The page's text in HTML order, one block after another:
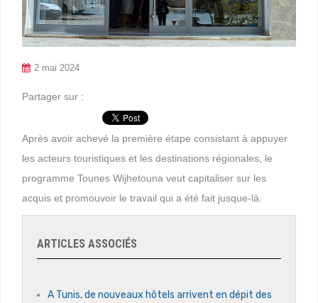
2 mai 2024
Partager sur :
Après avoir achevé la première étape consistant à appuyer
les acteurs touristiques et les destinations régionales, le
programme Tounes Wijhetouna veut capitaliser sur les
acquis et promouvoir le travail qui a été fait jusque-là.
ARTICLES ASSOCIÉS
A Tunis, de nouveaux hôtels arrivent en dépit des